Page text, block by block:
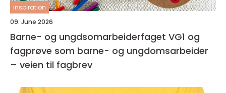
inspiration
09. June 2026
Barne- og ungdsomarbeiderfaget VG1 og
fagprøve som barne- og ungdomsarbeider
– veien til fagbrev